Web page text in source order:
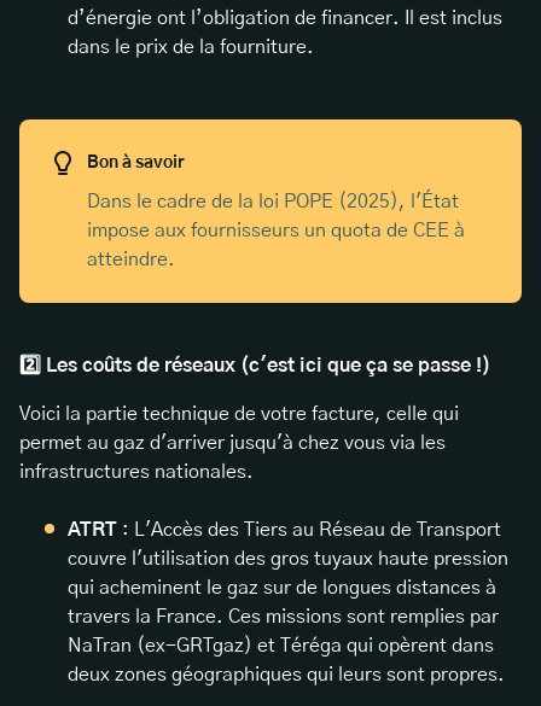
d’énergie ont l’obligation de financer. Il est inclus
dans le prix de la fourniture.
Bon à savoir
Dans le cadre de la loi POPE (2025), l'État
impose aux fournisseurs un quota de CEE à
atteindre.
2️⃣ Les coûts de réseaux (c'est ici que ça se passe !)
Voici la partie technique de votre facture, celle qui
permet au gaz d'arriver jusqu'à chez vous via les
infrastructures nationales.
ATRT : L'Accès des Tiers au Réseau de Transport
couvre l'utilisation des gros tuyaux haute pression
qui acheminent le gaz sur de longues distances à
travers la France. Ces missions sont remplies par
NaTran (ex-GRTgaz) et Téréga qui opèrent dans
deux zones géographiques qui leurs sont propres.